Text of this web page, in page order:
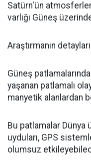
Satürn'ün
varlığı Güneş
Araştırmanın
Güneş
yaşanan patlamalı
manyetik alanlardan
Bu patlamalar
uyduları, GPS
olumsuz